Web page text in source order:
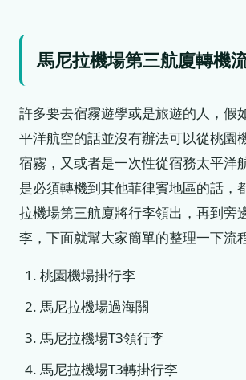
馬尼拉機場第三航廈轉機
許多要去宿霧遊學或是旅遊的人，假
平洋航空的話並沒有辦法可以從桃園
宿霧，又或者是一次性從宿務太平洋
是必須轉機到其他菲律賓地區的話，
拉機場第三航廈將行李領出，再到旁
李，下面就幫大家簡單的整理一下流
桃園機場掛行李
馬尼拉機場過海關
馬尼拉機場T3領行李
馬尼拉機場T3轉掛行李